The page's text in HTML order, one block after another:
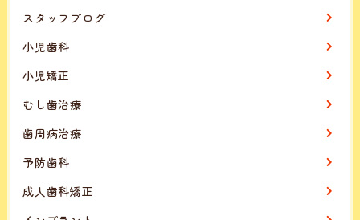
スタッフブログ
小児歯科
小児矯正
むし歯治療
歯周病治療
予防歯科
成人歯科矯正